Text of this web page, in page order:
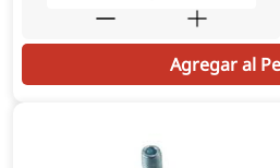
Agregar al